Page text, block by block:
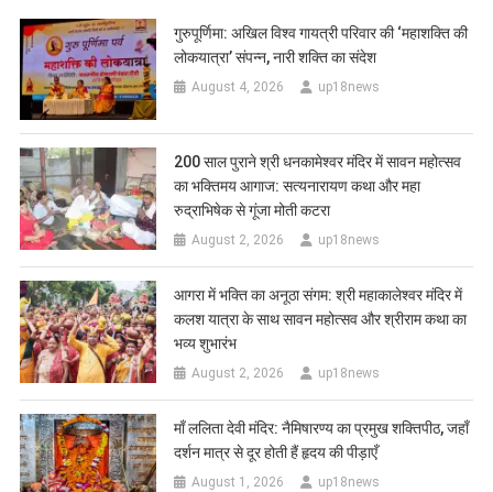
गुरुपूर्णिमा: अखिल विश्व गायत्री परिवार की ‘महाशक्ति की
लोकयात्रा’ संपन्न, नारी शक्ति का संदेश
August 4, 2026 up18news
200 साल पुराने श्री धनकामेश्वर मंदिर में सावन महोत्सव
का भक्तिमय आगाज: सत्यनारायण कथा और महा
रुद्राभिषेक से गूंजा मोती कटरा
August 2, 2026 up18news
आगरा में भक्ति का अनूठा संगम: श्री महाकालेश्वर मंदिर में
कलश यात्रा के साथ सावन महोत्सव और श्रीराम कथा का
भव्य शुभारंभ
August 2, 2026 up18news
​माँ ललिता देवी मंदिर: नैमिषारण्य का प्रमुख शक्तिपीठ, जहाँ
दर्शन मात्र से दूर होती हैं हृदय की पीड़ाएँ
August 1, 2026 up18news